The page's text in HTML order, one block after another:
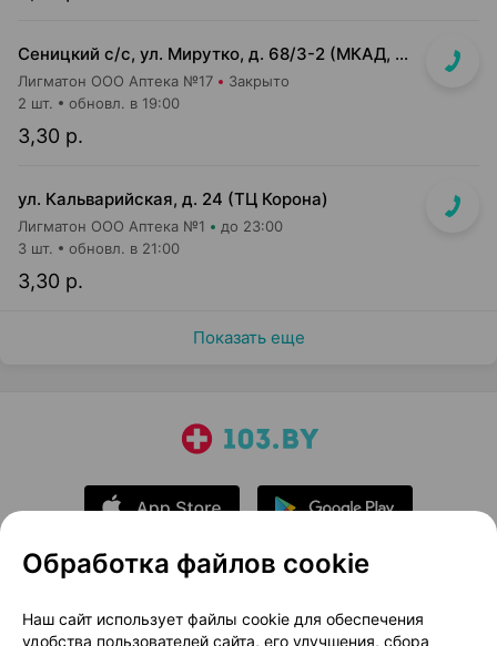
Сеницкий с/с, ул. Мирутко, д. 68/3-2 (МКАД, 22 км, около магазина Мастак)
Лигматон ООО Аптека №17 Закрыто
3,30 р.
2 шт. обновл. в 19:00
ул. Кальварийская, д. 24 (ТЦ Корона)
Лигматон ООО Аптека №1 до 23:00
3,30 р.
3 шт. обновл. в 21:00
Показать еще
О проекте
Новости проекта
Обработка файлов cookie
Наш сайт использует файлы cookie для обеспечения
удобства пользователей сайта, его улучшения, сбора